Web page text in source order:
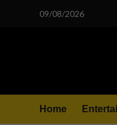
09/08/2026
Home